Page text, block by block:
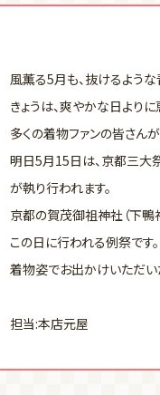
風薫る5月も、抜けるよう
きょうは、爽やかな日より
多くの着物ファンの皆さん
明日5月15日は、京都三大
が執り行われます。
京都の賀茂御祖神社（下鴨
この日に行われる例祭です。
着物姿でお出かけいただい
担当:本店元屋